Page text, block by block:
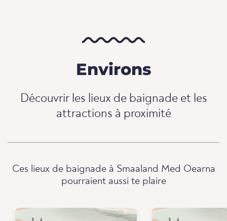
Environs
Découvrir les lieux de baignade et les
attractions à proximité
Ces lieux de baignade à Smaaland Med Oearna
pourraient aussi te plaire